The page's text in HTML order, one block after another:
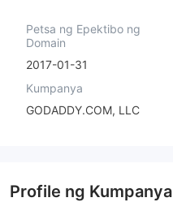
Petsa ng Epektibo ng
Domain
2017-01-31
Kumpanya
GODADDY.COM, LLC
Profile ng Kumpanya